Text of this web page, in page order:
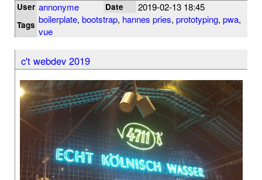
User annonyme Date 2019-02-13 18:45
Tags boilerplate, bootstrap, hannes pries, prototyping, pwa,
vue
c't webdev 2019